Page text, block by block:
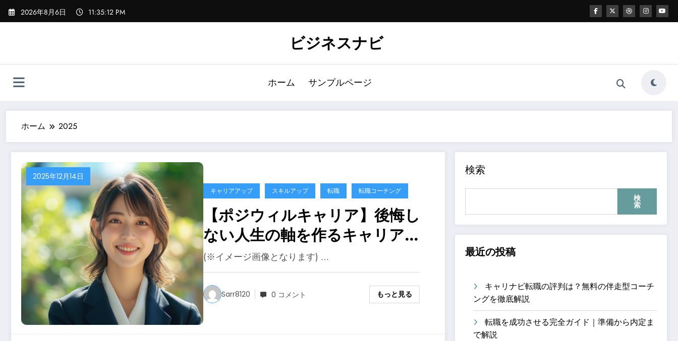
2026年8月6日 11:35:13 PM
ビジネスナビ
ホーム サンプルページ
ホーム 2025
2025年12月14日
キャリアアップ スキルアップ 転職 転職コーチング
【ポジウィルキャリア】後悔し
ない人生の軸を作るキャリアコ
ーチング
(※イメージ画像となります) …
Sarr8120 0 コメント もっと見る
検索
検
索
最近の投稿
キャリナビ転職の評判は？無料の伴走型コーチ
ングを徹底解説
転職を成功させる完全ガイド｜準備から内定ま
で解説